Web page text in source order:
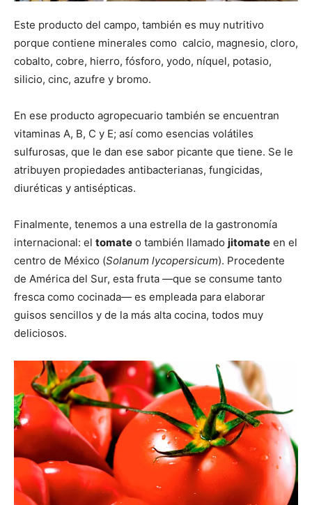
Este producto del campo, también es muy nutritivo
porque contiene minerales como calcio, magnesio, cloro,
cobalto, cobre, hierro, fósforo, yodo, níquel, potasio,
silicio, cinc, azufre y bromo.
En ese producto agropecuario también se encuentran
vitaminas A, B, C y E; así como esencias volátiles
sulfurosas, que le dan ese sabor picante que tiene. Se le
atribuyen propiedades antibacterianas, fungicidas,
diuréticas y antisépticas.
Finalmente, tenemos a una estrella de la gastronomía
internacional: el tomate o también llamado jitomate en el
centro de México (Solanum lycopersicum). Procedente
de América del Sur, esta fruta —que se consume tanto
fresca como cocinada— es empleada para elaborar
guisos sencillos y de la más alta cocina, todos muy
deliciosos.